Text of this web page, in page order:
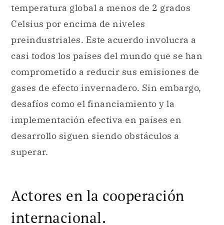
temperatura global a menos de 2 grados
Celsius por encima de niveles
preindustriales. Este acuerdo involucra a
casi todos los países del mundo que se han
comprometido a reducir sus emisiones de
gases de efecto invernadero. Sin embargo,
desafíos como el financiamiento y la
implementación efectiva en países en
desarrollo siguen siendo obstáculos a
superar.
Actores en la cooperación
internacional.